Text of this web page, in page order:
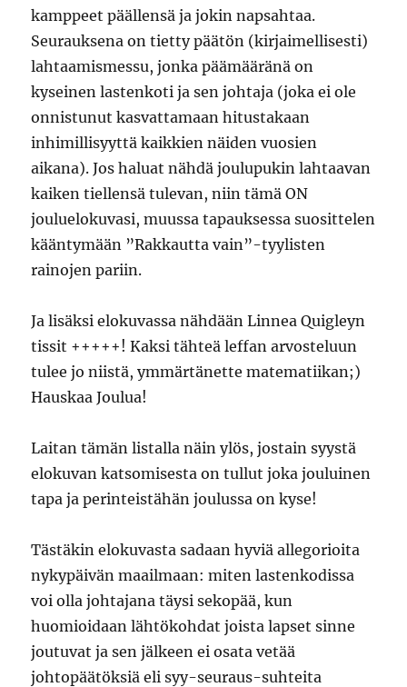
kamppeet päällensä ja jokin napsahtaa.
Seurauksena on tietty päätön (kirjaimellisesti)
lahtaamismessu, jonka päämääränä on
kyseinen lastenkoti ja sen johtaja (joka ei ole
onnistunut kasvattamaan hitustakaan
inhimillisyyttä kaikkien näiden vuosien
aikana). Jos haluat nähdä joulupukin lahtaavan
kaiken tiellensä tulevan, niin tämä ON
jouluelokuvasi, muussa tapauksessa suosittelen
kääntymään ”Rakkautta vain”-tyylisten
rainojen pariin.
Ja lisäksi elokuvassa nähdään Linnea Quigleyn
tissit +++++! Kaksi tähteä leffan arvosteluun
tulee jo niistä, ymmärtänette matematiikan;)
Hauskaa Joulua!
Laitan tämän listalla näin ylös, jostain syystä
elokuvan katsomisesta on tullut joka jouluinen
tapa ja perinteistähän joulussa on kyse!
Tästäkin elokuvasta sadaan hyviä allegorioita
nykypäivän maailmaan: miten lastenkodissa
voi olla johtajana täysi sekopää, kun
huomioidaan lähtökohdat joista lapset sinne
joutuvat ja sen jälkeen ei osata vetää
johtopäätöksiä eli syy-seuraus-suhteita